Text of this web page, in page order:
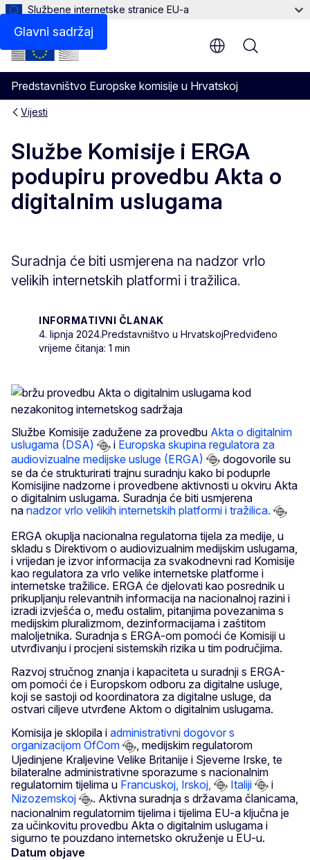
Glavni sadržaj
Službene internetske stranice EU-a
Predstavništvo Europske komisije u Hrvatskoj
Menu
Vijesti
Službe Komisije i ERGA
podupiru provedbu Akta o
digitalnim uslugama
Suradnja će biti usmjerena na nadzor vrlo
velikih internetskih platformi i tražilica.
INFORMATIVNI ČLANAK
4. lipnja 2024.Predstavništvo u HrvatskojPredviđeno
vrijeme čitanja: 1 min
Službe Komisije zadužene za provedbu Akta o digitalnim
uslugama (DSA)
i Europska skupina regulatora za
audiovizualne medijske usluge (ERGA)
dogovorile su
se da će strukturirati trajnu suradnju kako bi poduprle
Komisijine nadzorne i provedbene aktivnosti u okviru Akta
o digitalnim uslugama. Suradnja će biti usmjerena
na nadzor vrlo velikih internetskih platformi i tražilica.
ERGA okuplja nacionalna regulatorna tijela za medije, u
skladu s Direktivom o audiovizualnim medijskim uslugama,
i vrijedan je izvor informacija za svakodnevni rad Komisije
kao regulatora za vrlo velike internetske platforme i
internetske tražilice. ERGA će djelovati kao posrednik u
prikupljanju relevantnih informacija na nacionalnoj razini i
izradi izvješća o, među ostalim, pitanjima povezanima s
medijskim pluralizmom, dezinformacijama i zaštitom
maloljetnika. Suradnja s ERGA-om pomoći će Komisiji u
utvrđivanju i procjeni sistemskih rizika u tim područjima.
Razvoj stručnog znanja i kapaciteta u suradnji s ERGA-
om pomoći će i Europskom odboru za digitalne usluge,
koji se sastoji od koordinatora za digitalne usluge, da
ostvari ciljeve utvrđene Aktom o digitalnim uslugama.
Komisija je sklopila i administrativni dogovor s
organizacijom OfCom
, medijskim regulatorom
Ujedinjene Kraljevine Velike Britanije i Sjeverne Irske, te
bilateralne administrativne sporazume s nacionalnim
regulatornim tijelima u Francuskoj, Irskoj, Italiji
i
Nizozemskoj
. Aktivna suradnja s državama članicama,
nacionalnim regulatornim tijelima i tijelima EU-a ključna je
za učinkovitu provedbu Akta o digitalnim uslugama i
sigurno te pouzdano internetsko okruženje u EU-u.
Datum objave